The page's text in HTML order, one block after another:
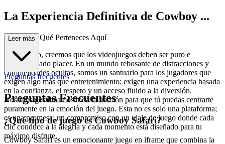
La Experiencia Definitiva de Cowboy ...
Safari: Por Qué Perteneces Aquí
En el fondo, creemos que los videojuegos deben ser puro e
incontaminado placer. En un mundo rebosante de distracciones y
complejidades ocultas, somos un santuario para los jugadores que
exigen algo más que entretenimiento: exigen una experiencia basada
en la confianza, el respeto y un acceso fluido a la diversión.
Nosotros gestionamos toda la fricción para que tú puedas centrarte
puramente en la emoción del juego. Esta no es solo una plataforma;
es una promesa: un compromiso con un viaje de juego donde cada
clic conduce a la alegría y cada momento está diseñado para tu
máximo disfrute.
Leer más
Preguntas frecuentes
Preguntas Frecuentes
¿Qué tipo de juego es Cowboy Safari?
Cowboy Safari es un emocionante juego en iframe que combina la